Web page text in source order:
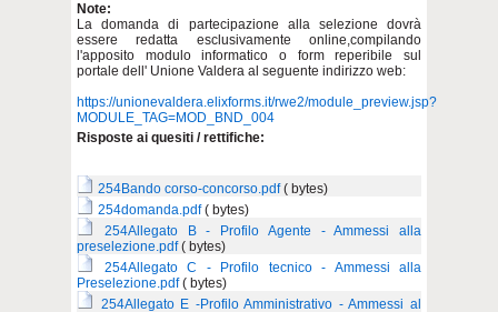
Note:
La domanda di partecipazione alla selezione dovrà
essere redatta esclusivamente online,compilando
l'apposito modulo informatico o form reperibile sul
portale dell' Unione Valdera al seguente indirizzo web:
https://unionevaldera.elixforms.it/rwe2/module_preview.jsp?
MODULE_TAG=MOD_BND_004
Risposte ai quesiti / rettifiche:
254Bando corso-concorso.pdf ( bytes)
254domanda.pdf ( bytes)
254Allegato B - Profilo Agente - Ammessi alla
preselezione.pdf ( bytes)
254Allegato C - Profilo tecnico - Ammessi alla
Preselezione.pdf ( bytes)
254Allegato E -Profilo Amministrativo - Ammessi al